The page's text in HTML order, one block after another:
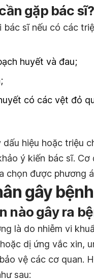
gặp bác sĩ?
bác sĩ nếu có các
huyết và đau;
có các vệt đỏ
hiệu hoặc triệu
ý kiến bác sĩ.
chọn được phương
gây bệnh
nào gây ra
là do nhiễm vi
dị ứng vắc xin,
vệ các cơ quan.
sau: